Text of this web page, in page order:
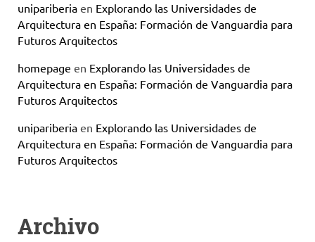
unipariberia en Explorando las Universidades de
Arquitectura en España: Formación de Vanguardia para
Futuros Arquitectos
homepage en Explorando las Universidades de
Arquitectura en España: Formación de Vanguardia para
Futuros Arquitectos
unipariberia en Explorando las Universidades de
Arquitectura en España: Formación de Vanguardia para
Futuros Arquitectos
Archivo